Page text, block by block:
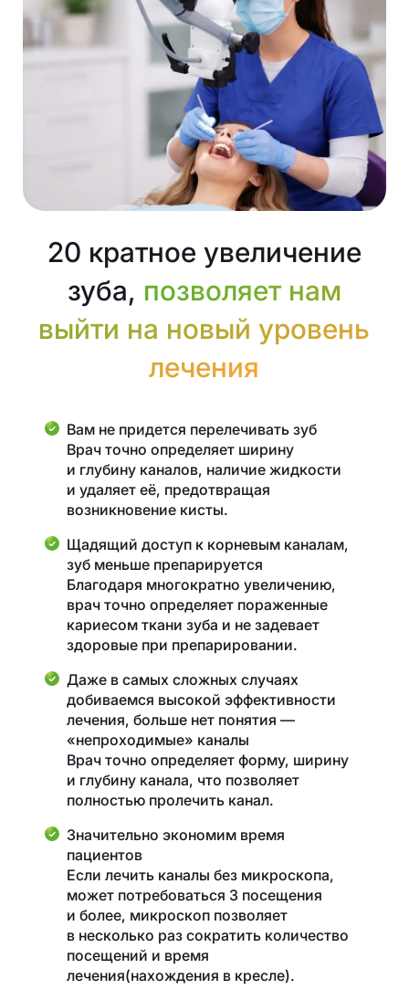
20 кратное увеличение
зуба, позволяет нам
выйти на новый уровень
лечения
Вам не придется перелечивать зуб
Врач точно определяет ширину
и глубину каналов, наличие жидкости
и удаляет её, предотвращая
возникновение кисты.
Щадящий доступ к корневым каналам,
зуб меньше препарируется
Благодаря многократно увеличению,
врач точно определяет пораженные
кариесом ткани зуба и не задевает
здоровые при препарировании.
Даже в самых сложных случаях
добиваемся высокой эффективности
лечения, больше нет понятия —
«непроходимые» каналы
Врач точно определяет форму, ширину
и глубину канала, что позволяет
полностью пролечить канал.
Значительно экономим время
пациентов
Если лечить каналы без микроскопа,
может потребоваться 3 посещения
и более, микроскоп позволяет
в несколько раз сократить количество
посещений и время
лечения(нахождения в кресле).